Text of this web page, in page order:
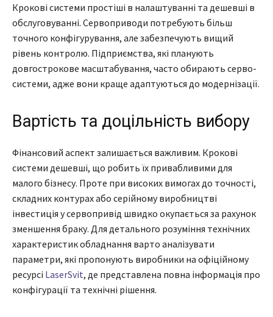
Крокові системи простіші в налаштуванні та дешевші в
обслуговуванні. Сервоприводи потребують більш
точного конфігурування, але забезпечують вищий
рівень контролю. Підприємства, які планують
довгострокове масштабування, часто обирають серво-
системи, адже вони краще адаптуються до модернізації.
Вартість та доцільність вибору
Фінансовий аспект залишається важливим. Крокові
системи дешевші, що робить їх привабливими для
малого бізнесу. Проте при високих вимогах до точності,
складних контурах або серійному виробництві
інвестиція у сервопривід швидко окупається за рахунок
зменшення браку. Для детального розуміння технічних
характеристик обладнання варто аналізувати
параметри, які пропонують виробники на офіційному
ресурсі LaserSvit, де представлена повна інформація про
конфігурації та технічні рішення.